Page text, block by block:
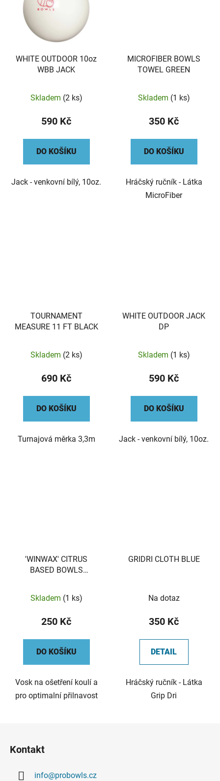
WHITE OUTDOOR 10oz
WBB JACK
Skladem (2 ks)
590 Kč
DO KOŠÍKU
Jack - venkovní bílý, 10oz.
MICROFIBER BOWLS
TOWEL GREEN
Skladem (1 ks)
350 Kč
DO KOŠÍKU
Hráčský ručník - Látka
MicroFiber
TOURNAMENT
MEASURE 11 FT BLACK
Skladem (2 ks)
690 Kč
DO KOŠÍKU
Turnajová měrka 3,3m
WHITE OUTDOOR JACK
DP
Skladem (1 ks)
590 Kč
DO KOŠÍKU
Jack - venkovní bílý, 10oz.
'WINWAX' CITRUS
BASED BOWLS
Skladem (1 ks)
250 Kč
DO KOŠÍKU
Vosk na ošetření koulí a
pro optimalní přilnavost
GRIDRI CLOTH BLUE
Na dotaz
350 Kč
DETAIL
Hráčský ručník - Látka
Grip Dri
Kontakt
info@probowls.cz